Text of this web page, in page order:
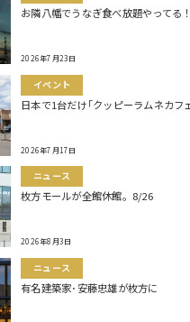
お隣八幡でうなぎ食べ放題やってる！
2026年7月23日
イベント
日本で1台だけ｢クッピーラムネカフ
2026年7月17日
ニュース
枚方モールが全館休館。8/26
2026年8月3日
ニュース
有名建築家･安藤忠雄が枚方に